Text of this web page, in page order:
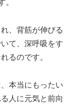
。
、背筋が伸びる
て、深呼吸をす
るのです。
本当にもったい
人に元気と前向